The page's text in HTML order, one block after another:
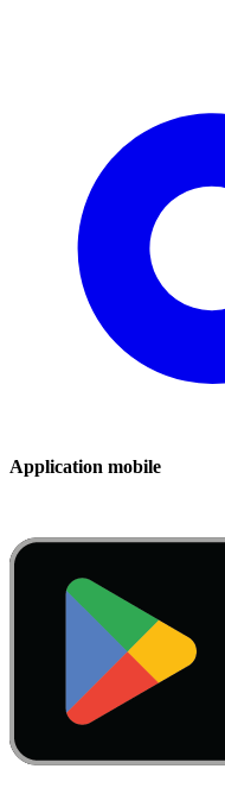
Application mobile